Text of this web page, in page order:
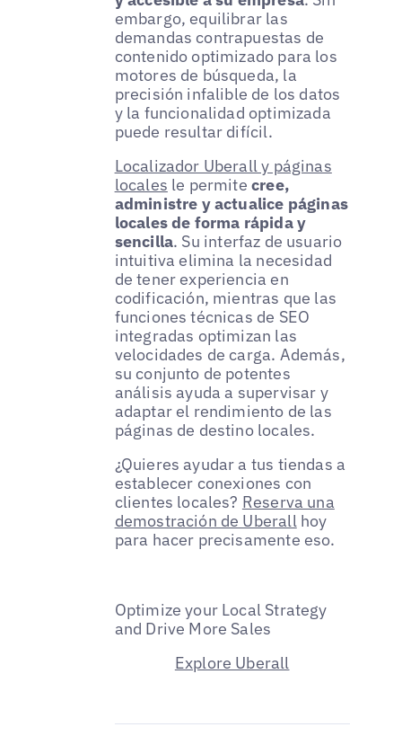
embargo, equilibrar las
demandas contrapuestas de
contenido optimizado para los
motores de búsqueda, la
precisión infalible de los datos
y la funcionalidad optimizada
puede resultar difícil.
Localizador Uberall y páginas
locales le permitecree,
administre y actualice páginas
locales de forma rápida y
sencilla. Su interfaz de usuario
intuitiva elimina la necesidad
de tener experiencia en
codificación, mientras que las
funciones técnicas de SEO
integradas optimizan las
velocidades de carga. Además,
su conjunto de potentes
análisis ayuda a supervisar y
adaptar el rendimiento de las
páginas de destino locales.
¿Quieres ayudar a tus tiendas a
establecer conexiones con
clientes locales? Reserva una
demostración de Uberallhoy
para hacer precisamente eso.
Optimize your Local Strategy
and Drive More Sales
Explore Uberall